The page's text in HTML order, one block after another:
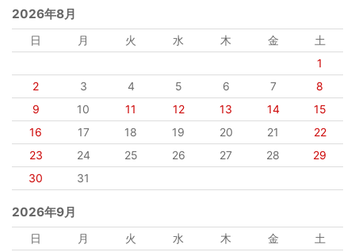
2026年8月
日 月 火 水 木 金
土
1
2
3 4 5 6 7
8
9
10 11 12 13 14
15
16
17 18 19 20 21
22
23
24 25 26 27 28
29
30
31
2026年9月
日 月 火 水 木 金
土